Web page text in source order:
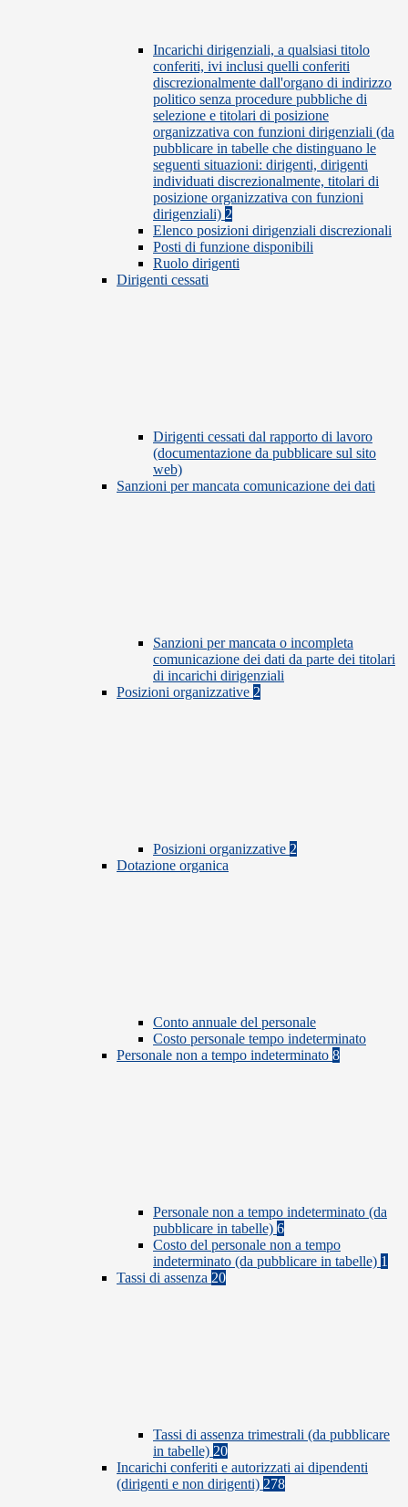
Incarichi dirigenziali, a qualsiasi titolo
conferiti, ivi inclusi quelli conferiti
discrezionalmente dall'organo di indirizzo
politico senza procedure pubbliche di
selezione e titolari di posizione
organizzativa con funzioni dirigenziali (da
pubblicare in tabelle che distinguano le
seguenti situazioni: dirigenti, dirigenti
individuati discrezionalmente, titolari di
posizione organizzativa con funzioni
dirigenziali) 2
Elenco posizioni dirigenziali discrezionali
Posti di funzione disponibili
Ruolo dirigenti
Dirigenti cessati
Dirigenti cessati dal rapporto di lavoro
(documentazione da pubblicare sul sito
web)
Sanzioni per mancata comunicazione dei dati
Sanzioni per mancata o incompleta
comunicazione dei dati da parte dei titolari
di incarichi dirigenziali
Posizioni organizzative 2
Posizioni organizzative 2
Dotazione organica
Conto annuale del personale
Costo personale tempo indeterminato
Personale non a tempo indeterminato 8
Personale non a tempo indeterminato (da
pubblicare in tabelle) 6
Costo del personale non a tempo
indeterminato (da pubblicare in tabelle) 1
Tassi di assenza 20
Tassi di assenza trimestrali (da pubblicare
in tabelle) 20
Incarichi conferiti e autorizzati ai dipendenti
(dirigenti e non dirigenti) 278